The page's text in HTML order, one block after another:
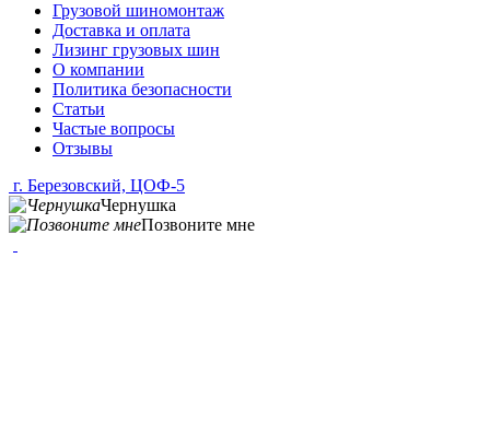
Грузовой шиномонтаж
Доставка и оплата
Лизинг грузовых шин
О компании
Политика безопасности
Статьи
Частые вопросы
Отзывы
г. Березовский, ЦОФ-5
Чернушка
Позвоните мне